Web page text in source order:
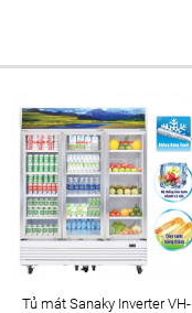
Tủ mát Sanaky Inverter VH-